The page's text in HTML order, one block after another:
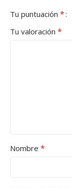
Tu puntuación *
Tu valoración *
Nombre *